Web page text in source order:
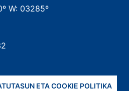
W: 03285º
ETA COOKIE POLITIKA